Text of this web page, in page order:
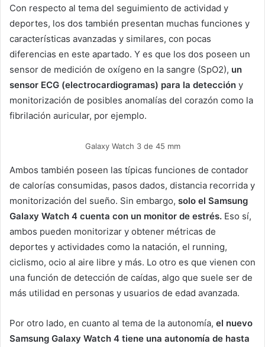
Con respecto al tema del seguimiento de actividad y
deportes, los dos también presentan muchas funciones y
características avanzadas y similares, con pocas
diferencias en este apartado. Y es que los dos poseen un
sensor de medición de oxígeno en la sangre (SpO2), un
sensor ECG (electrocardiogramas) para la detección y
monitorización de posibles anomalías del corazón como la
fibrilación auricular, por ejemplo.
Galaxy Watch 3 de 45 mm
Ambos también poseen las típicas funciones de contador
de calorías consumidas, pasos dados, distancia recorrida y
monitorización del sueño. Sin embargo, solo el Samsung
Galaxy Watch 4 cuenta con un monitor de estrés. Eso sí,
ambos pueden monitorizar y obtener métricas de
deportes y actividades como la natación, el running,
ciclismo, ocio al aire libre y más. Lo otro es que vienen con
una función de detección de caídas, algo que suele ser de
más utilidad en personas y usuarios de edad avanzada.
Por otro lado, en cuanto al tema de la autonomía, el nuevo
Samsung Galaxy Watch 4 tiene una autonomía de hasta